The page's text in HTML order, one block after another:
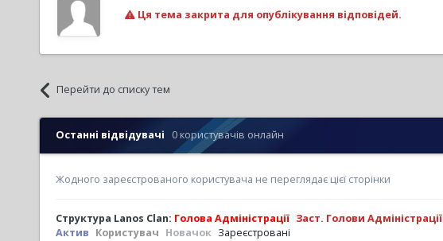
Ця тема закрита для опублікування відповідей.
Перейти до списку тем
Останні відвідувачі 0 користувачів онлайн
Жодного зареєстрованого користувача не переглядає цієї сторінки
Структура Lanos Clan: Голова Адміністрації Заст. Голови Адміністрації
Актив Користувач Новачок Зареєстровані